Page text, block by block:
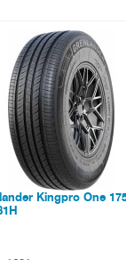
Geopower K3000
50 R19 107V XL